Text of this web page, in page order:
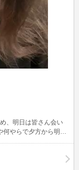
、明日は皆さん会い
う♪